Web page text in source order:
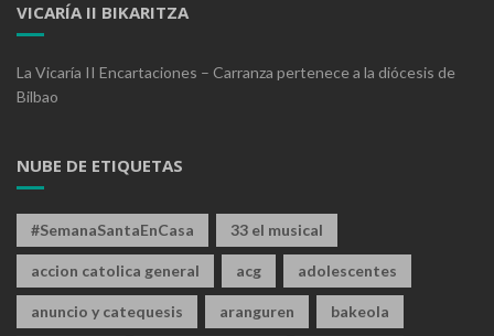
VICARÍA II BIKARITZA
La Vicaría II Encartaciones – Carranza pertenece a la diócesis de
Bilbao
NUBE DE ETIQUETAS
#SemanaSantaEnCasa 33 el musical
accion catolica general acg adolescentes
anuncio y catequesis aranguren bakeola